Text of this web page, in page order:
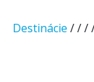
Destinácie ///